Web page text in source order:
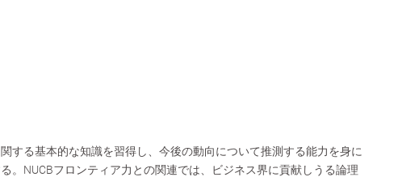
する基本的な知識を習得し、今後の動向について推測する能力を身に
。NUCBフロンティア力との関連では、ビジネス界に貢献しうる論理